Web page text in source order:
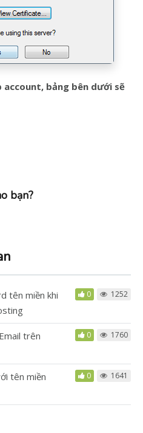
account, bảng bên dưới sẽ
bạn?
tên miền khi
0 1252
trên
0 1760
tên miền
0 1641